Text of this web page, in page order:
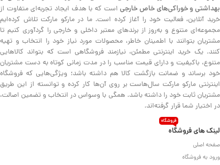
بهداشتی و خوراکی‌های خاص خارجیاست که با هدف ایجاد تجربه‌ای متفاوت از
خرید آنلاین، فعالیت خود را آغاز کرده است. ما در مارکو مارکت تلاش کرده‌ایم
مجموعه‌ای متنوع و به‌روز از برندهای معتبر داخلی و خارجی را گردآوری کنیم تا
مشتریان بتوانند با اطمینان خاطر، محصولات مورد نیاز خود را انتخاب و تهیه
کنند. یک خرید اینترنتی مطمئن، نیازمند فروشگاهی است که بتواند کالاهایی
متنوع، باکیفیت و دارای قیمت مناسب را در مدت زمانی کوتاه به دست مشتریان
خود برساند و ضمانت بازگشت کالا هم داشته باشد؛ ویژگی‌هایی که فروشگاه
اینترنتی مارکو مارکت سال‌هاست بر روی آن‌ها کار کرده و توانسته از این طریق
مشتریان ثابت خود را داشته باشد. همگی با وسواس در انتخاب و تضمین اصالت،
در اختیار شما قرار گرفته‌اند.
لینک های فروشگاه
فروشگاه
صفحه اصلی
ورود به فروشگاه